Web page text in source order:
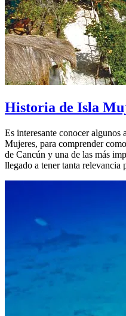
Historia de Isla
Es interesante conocer algunos
Mujeres, para comprender
de Cancún y una de las más
llegado a tener tanta